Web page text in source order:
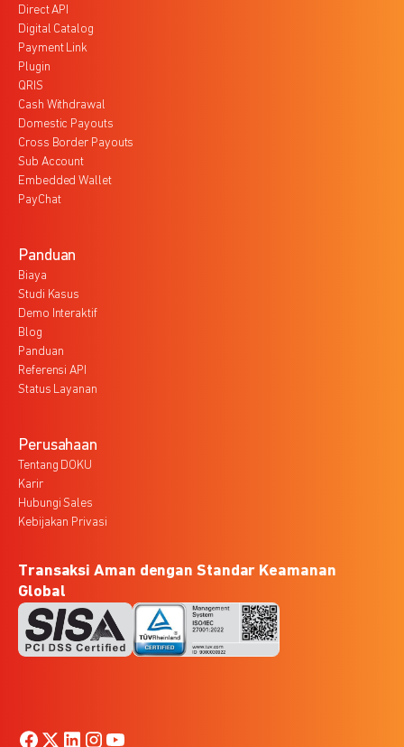
Direct API
Digital Catalog
Payment Link
Plugin
QRIS
Cash Withdrawal
Domestic Payouts
Cross Border Payouts
Sub Account
Embedded Wallet
PayChat
Panduan
Biaya
Studi Kasus
Demo Interaktif
Blog
Panduan
Referensi API
Status Layanan
Perusahaan
Tentang DOKU
Karir
Hubungi Sales
Kebijakan Privasi
Transaksi Aman dengan Standar Keamanan
Global